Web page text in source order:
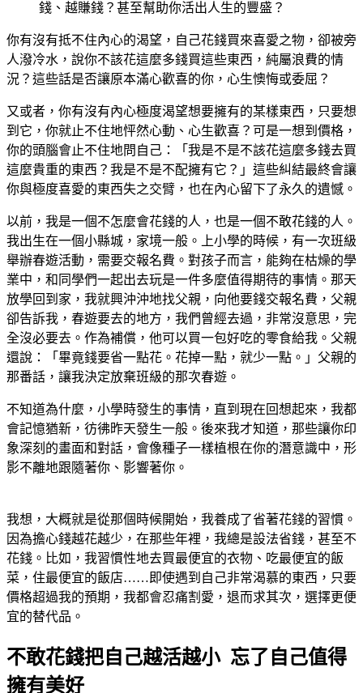
錢、越賺錢？甚至幫助你活出人生的豐盛？
你有沒有抵不住內心的渴望，自己花錢買來喜愛之物，卻被旁
人潑冷水，說你不該花這麼多錢買這些東西，純屬浪費的情
況？這些話是否讓原本滿心歡喜的你，心生懊悔或委屈？
又或者，你有沒有內心極度渴望想要擁有的某樣東西，只要想
到它，你就止不住地怦然心動、心生歡喜？可是一想到價格，
你的頭腦會止不住地問自己：「我是不是不該花這麼多錢去買
這麼貴重的東西？我是不是不配擁有它？」這些糾結最終會讓
你與極度喜愛的東西失之交臂，也在內心留下了永久的遺憾。
以前，我是一個不怎麼會花錢的人，也是一個不敢花錢的人。
我出生在一個小縣城，家境一般。上小學的時候，有一次班級
舉辦春遊活動，需要交報名費。對孩子而言，能夠在枯燥的學
業中，和同學們一起出去玩是一件多麼值得期待的事情。那天
放學回到家，我就興沖沖地找父親，向他要錢交報名費，父親
卻告訴我，春遊要去的地方，我們曾經去過，非常沒意思，完
全沒必要去。作為補償，他可以買一包好吃的零食給我。父親
還說：「畢竟錢要省一點花。花掉一點，就少一點。」父親的
那番話，讓我決定放棄班級的那次春遊。
不知道為什麼，小學時發生的事情，直到現在回想起來，我都
會記憶猶新，彷彿昨天發生一般。後來我才知道，那些讓你印
象深刻的畫面和對話，會像種子一樣植根在你的潛意識中，形
影不離地跟隨著你、影響著你。
我想，大概就是從那個時候開始，我養成了省著花錢的習慣。
因為擔心錢越花越少，在那些年裡，我總是設法省錢，甚至不
花錢。比如，我習慣性地去買最便宜的衣物、吃最便宜的飯
菜，住最便宜的飯店……即使遇到自己非常渴慕的東西，只要
價格超過我的預期，我都會忍痛割愛，退而求其次，選擇更便
宜的替代品。
不敢花錢把自己越活越小 忘了自己值得
擁有美好